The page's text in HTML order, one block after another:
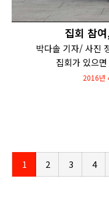
집회 참
박다솔 기자/ 사진
집회가 있으
2016년
1 2 3 4